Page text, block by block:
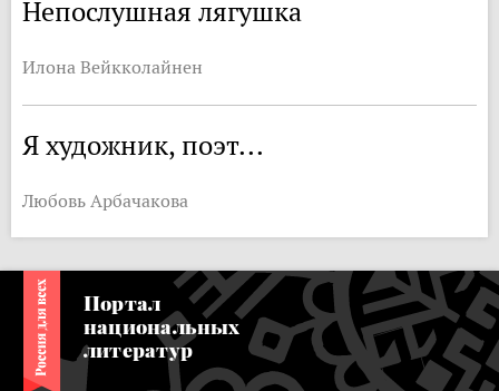
Непослушная лягушка
Илона Вейкколайнен
Я художник, поэт...
Любовь Арбачакова
Портал
национальных
литератур